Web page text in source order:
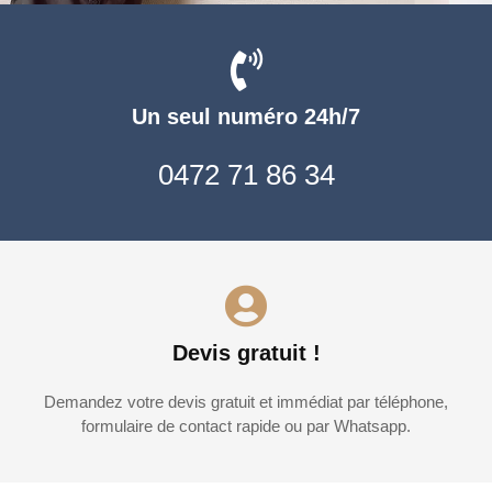
Un seul numéro 24h/7
0472 71 86 34
Devis gratuit !
Demandez votre devis gratuit et immédiat par téléphone,
formulaire de contact rapide ou par Whatsapp.